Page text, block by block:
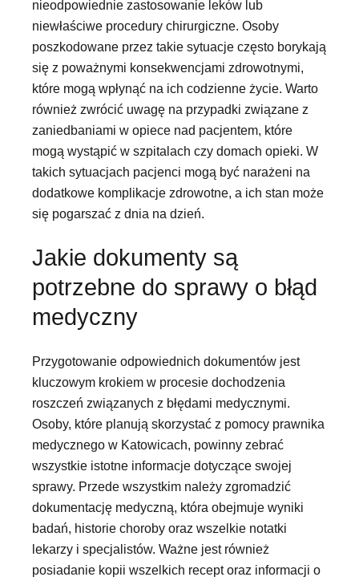
nieodpowiednie zastosowanie leków lub
niewłaściwe procedury chirurgiczne. Osoby
poszkodowane przez takie sytuacje często borykają
się z poważnymi konsekwencjami zdrowotnymi,
które mogą wpłynąć na ich codzienne życie. Warto
również zwrócić uwagę na przypadki związane z
zaniedbaniami w opiece nad pacjentem, które
mogą wystąpić w szpitalach czy domach opieki. W
takich sytuacjach pacjenci mogą być narażeni na
dodatkowe komplikacje zdrowotne, a ich stan może
się pogarszać z dnia na dzień.
Jakie dokumenty są
potrzebne do sprawy o błąd
medyczny
Przygotowanie odpowiednich dokumentów jest
kluczowym krokiem w procesie dochodzenia
roszczeń związanych z błędami medycznymi.
Osoby, które planują skorzystać z pomocy prawnika
medycznego w Katowicach, powinny zebrać
wszystkie istotne informacje dotyczące swojej
sprawy. Przede wszystkim należy zgromadzić
dokumentację medyczną, która obejmuje wyniki
badań, historie choroby oraz wszelkie notatki
lekarzy i specjalistów. Ważne jest również
posiadanie kopii wszelkich recept oraz informacji o